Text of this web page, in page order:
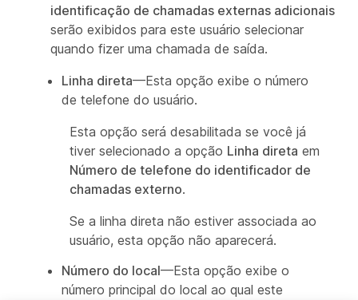
identificação de chamadas externas adicionais
serão exibidos para este usuário selecionar
quando fizer uma chamada de saída.
Linha direta—Esta opção exibe o número
de telefone do usuário.
Esta opção será desabilitada se você já
tiver selecionado a opção Linha direta em
Número de telefone do identificador de
chamadas externo.
Se a linha direta não estiver associada ao
usuário, esta opção não aparecerá.
Número do local—Esta opção exibe o
número principal do local ao qual este